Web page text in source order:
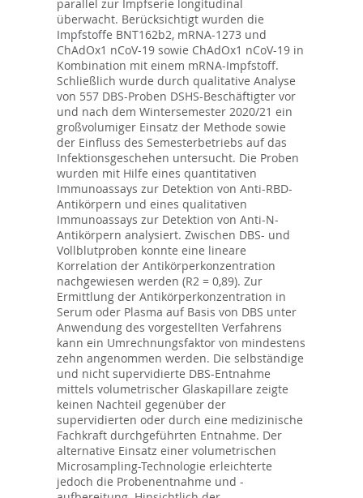
parallel zur Impfserie longitudinal
überwacht. Berücksichtigt wurden die
Impfstoffe BNT162b2, mRNA-1273 und
ChAdOx1 nCoV-19 sowie ChAdOx1 nCoV-19 in
Kombination mit einem mRNA-Impfstoff.
Schließlich wurde durch qualitative Analyse
von 557 DBS-Proben DSHS-Beschäftigter vor
und nach dem Wintersemester 2020/21 ein
großvolumiger Einsatz der Methode sowie
der Einfluss des Semesterbetriebs auf das
Infektionsgeschehen untersucht. Die Proben
wurden mit Hilfe eines quantitativen
Immunoassays zur Detektion von Anti-RBD-
Antikörpern und eines qualitativen
Immunoassays zur Detektion von Anti-N-
Antikörpern analysiert. Zwischen DBS- und
Vollblutproben konnte eine lineare
Korrelation der Antikörperkonzentration
nachgewiesen werden (R2 = 0,89). Zur
Ermittlung der Antikörperkonzentration in
Serum oder Plasma auf Basis von DBS unter
Anwendung des vorgestellten Verfahrens
kann ein Umrechnungsfaktor von mindestens
zehn angenommen werden. Die selbständige
und nicht supervidierte DBS-Entnahme
mittels volumetrischer Glaskapillare zeigte
keinen Nachteil gegenüber der
supervidierten oder durch eine medizinische
Fachkraft durchgeführten Entnahme. Der
alternative Einsatz einer volumetrischen
Microsampling-Technologie erleichterte
jedoch die Probenentnahme und -